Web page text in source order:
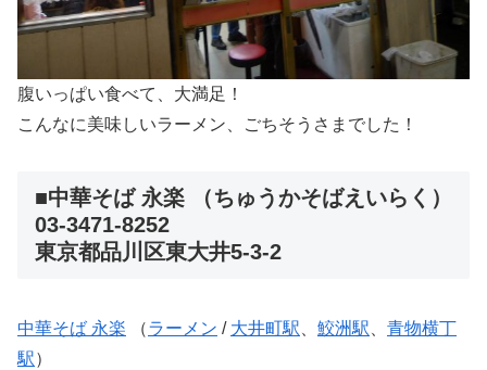
腹いっぱい食べて、大満足！
こんなに美味しいラーメン、ごちそうさまでした！
■中華そば 永楽 （ちゅうかそばえいらく）
03-3471-8252
東京都品川区東大井5-3-2
中華そば 永楽 （ラーメン / 大井町駅 鮫洲駅
青物横丁
駅）